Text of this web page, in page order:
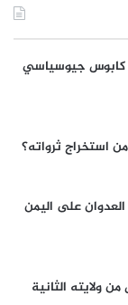
كابوس جيوسياسي
استخراج ثرواته؟
ولايته الثانية